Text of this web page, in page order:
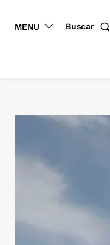
MENU Buscar